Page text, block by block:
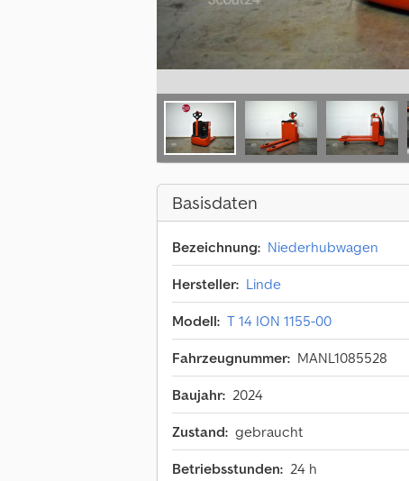
Basisdaten
Bezeichnung: Niederhubwagen
Hersteller: Linde
Modell: T 14 ION 1155-00
Fahrzeugnummer: MANL1085528
Baujahr: 2024
Zustand: gebraucht
Betriebsstunden: 24 h